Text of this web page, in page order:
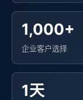
1,000+
企业客户选择
1天